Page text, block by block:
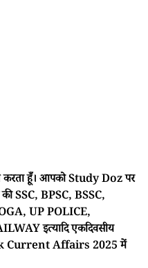
हूँ। आपको Study Doz पर
की SSC, BPSC, BSSC,
UP POLICE,
इत्यादि एकदिवसीय
Current Affairs 2025 में